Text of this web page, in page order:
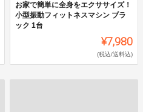
お家で簡単に全身をエクササイズ！
小型振動フィットネスマシン ブラ
ック 1台
¥7,980
(税込/送料込)